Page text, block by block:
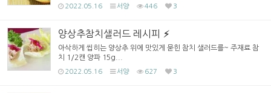
2022.05.16 서양 446 3
양상추참치샐러드 레시피
아삭하게 씹히는 양상추 위에 맛있게 묻힌 참치 샐러드를~ 주재료 참
치 1/2캔 양파 15g...
2022.05.16 서양 627 3